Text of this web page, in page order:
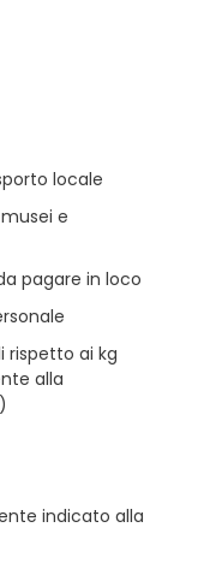
locale
e
pagare in loco
rispetto ai kg
alla
indicato alla